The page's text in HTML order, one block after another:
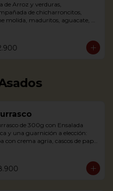
de Arroz y verduras,
de chicharroncitos,
molida, maduritos, aguacate,
Rice Soup with vegetables,
with minced meat, sweet
de 300g con Ensalada
y una guarnición a elección:
con crema agria, cascos de papa